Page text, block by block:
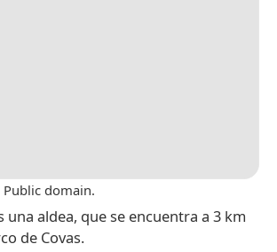
Public domain.
una aldea, que se encuentra a 3 km
de Covas.